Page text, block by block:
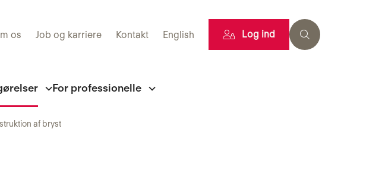
os Job og karriere Kontakt English Log ind
For professionelle
af bryst